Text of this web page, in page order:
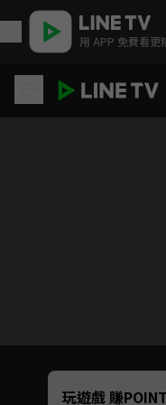
用 APP 免費看更
Unmute
如有不便請
玩遊戲 賺